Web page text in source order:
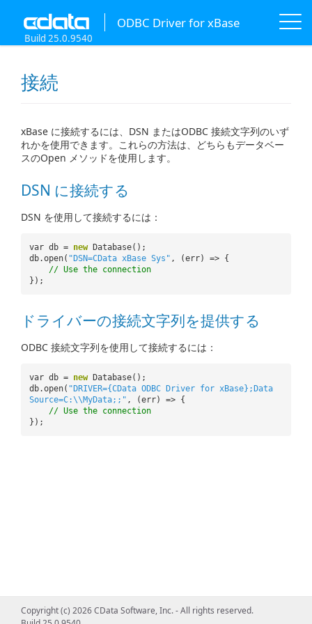
ODBC Driver for xBase
Build 25.0.9540
接続
xBase に接続するには、DSN またはODBC 接続文字列のいず
れかを使用できます。これらの方法は、どちらもデータベー
スのOpen メソッドを使用します。
DSN に接続する
DSN を使用して接続するには：
var db = new
Database();
db.open( "DSN=CData xBase Sys" , (err) => {
// Use the connection
});
ドライバーの接続文字列を提供する
ODBC 接続文字列を使用して接続するには：
var db = new
Database();
db.open( "DRIVER={CData ODBC Driver for xBase};Data
Source=C:\\MyData;;" , (err) => {
// Use the connection
});
Copyright (c) 2026 CData Software, Inc. - All rights reserved.